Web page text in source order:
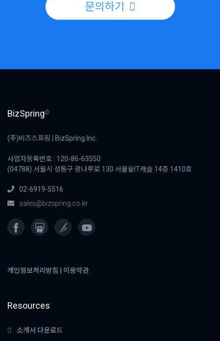
문의하기
BizSpring©
(주)비즈스프링 | BizSpring Inc.
사업자등록번호 : 120-86-63550
(04788) 서울시 성동구 광나루로 130 서울숲IT캐슬 14층 1410호
02-6919-5516
sales@bizspring.co.kr
개인정보처리방침 이용약관
Resources
소개서 다운로드